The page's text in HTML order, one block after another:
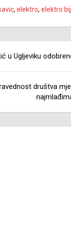
, elektro, elektro
u Ugljeviku
društva